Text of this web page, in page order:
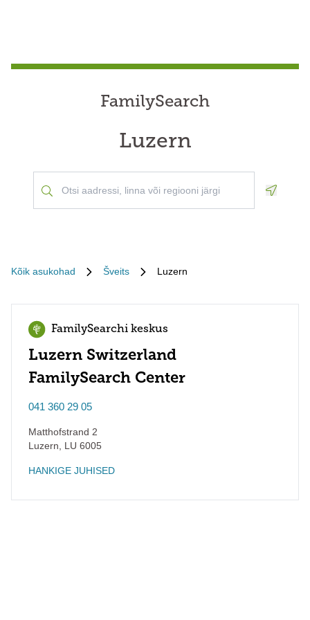
FamilySearch
Luzern
Kõik asukohad Šveits Luzern
FamilySearchi keskus
Luzern Switzerland
FamilySearch Center
041 360 29 05
Matthofstrand 2
Luzern
LU 6005
HANKIGE JUHISED